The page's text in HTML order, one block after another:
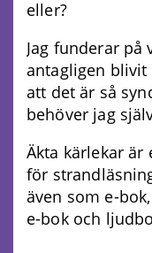
eller?
Jag funderar på
antagligen blivit
att det är så
behöver jag
Äkta kärlekar är
för
även som e-
e-bok och